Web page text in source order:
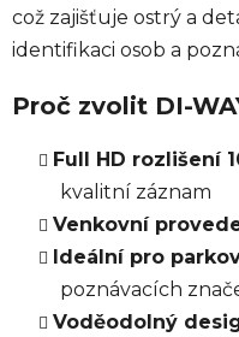
což zajišťuje ostrý a
identifikaci osob a
Proč zvolit DI-
Full HD rozlišení
kvalitní záznam
Venkovní
Ideální pro
poznávacích
Voděodolný